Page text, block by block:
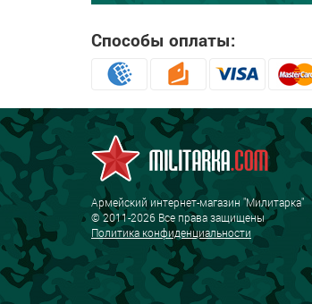
Способы оплаты:
Армейский интернет-магазин "Милитарка"
© 2011-2026 Все права защищены
Политика конфиденциальности